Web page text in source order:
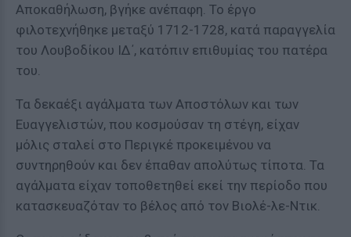
Αποκαθήλωση, βγήκε ανέπαφη. Το έργο
φιλοτεχνήθηκε μεταξύ 1712-1728, κατά παραγγελία
του Λουβοδίκου ΙΔ΄, κατόπιν επιθυμίας του πατέρα
του.
Τα δεκαέξι αγάλματα των Αποστόλων και των
Ευαγγελιστών, που κοσμούσαν τη στέγη, είχαν
μόλις σταλεί στο Περιγκέ προκειμένου να
συντηρηθούν και δεν έπαθαν απολύτως τίποτα. Τα
αγάλματα είχαν τοποθετηθεί εκεί την περίοδο που
κατασκευαζόταν το βέλος από τον Βιολέ-λε-Ντικ.